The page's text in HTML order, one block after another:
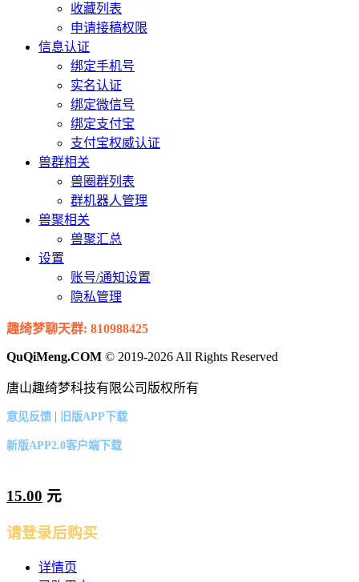
收藏列表
申请接稿权限
信息认证
绑定手机号
实名认证
绑定微信号
绑定支付宝
支付宝权威认证
兽群相关
兽圈群列表
群机器人管理
兽聚相关
兽聚汇总
设置
账号/通知设置
隐私管理
趣绮梦聊天群: 810988425
QuQiMeng.COM © 2019-2026 All Rights Reserved
唐山趣绮梦科技有限公司版权所有
意见反馈 | 旧版APP下载
新版APP2.0客户端下载
15.00 元
请登录后购买
详情页